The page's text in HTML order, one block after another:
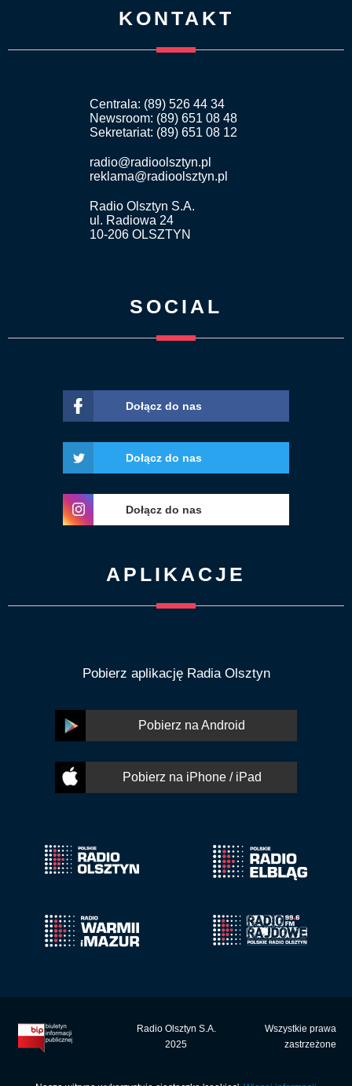
KONTAKT
Centrala: (89) 526 44 34
Newsroom: (89) 651 08 48
Sekretariat: (89) 651 08 12
radio@radioolsztyn.pl
reklama@radioolsztyn.pl
Radio Olsztyn S.A.
ul. Radiowa 24
10-206 OLSZTYN
SOCIAL
Dołącz do nas
Dołącz do nas
Dołącz do nas
APLIKACJE
Pobierz aplikację Radia Olsztyn
Pobierz na Android
Pobierz na iPhone / iPad
Radio Olsztyn S.A.
2025
Wszystkie prawa
zastrzeżone